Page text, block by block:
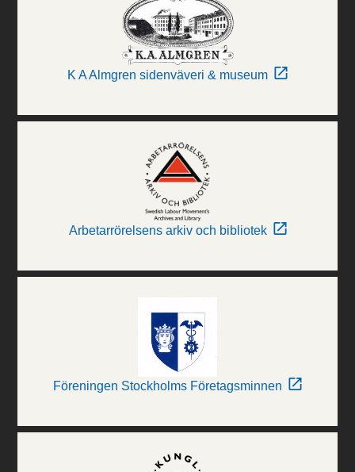
K A Almgren sidenväveri & museum
Arbetarrörelsens arkiv och bibliotek
Föreningen Stockholms Företagsminnen